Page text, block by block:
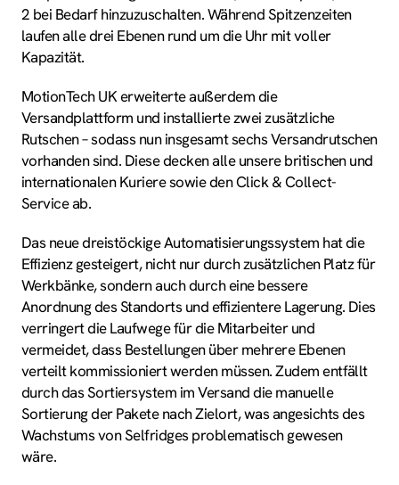
2 bei Bedarf hinzuzuschalten. Während Spitzenzeiten
laufen alle drei Ebenen rund um die Uhr mit voller
Kapazität.
MotionTech UK erweiterte außerdem die
Versandplattform und installierte zwei zusätzliche
Rutschen – sodass nun insgesamt sechs Versandrutschen
vorhanden sind. Diese decken alle unsere britischen und
internationalen Kuriere sowie den Click & Collect-
Service ab.
Das neue dreistöckige Automatisierungs­­system hat die
Effizienz gesteigert, nicht nur durch zusätzlichen Platz für
Werkbänke, sondern auch durch eine bessere
Anordnung des Standorts und effizientere Lagerung. Dies
verringert die Laufwege für die Mitarbeiter und
vermeidet, dass Bestellungen über mehrere Ebenen
verteilt kommissionier­­t werden müssen. Zudem entfällt
durch das Sortiersystem im Versand die manuelle
Sortierung der Pakete nach Zielort, was angesichts des
Wachstums von Selfridges problematisch gewesen
wäre.